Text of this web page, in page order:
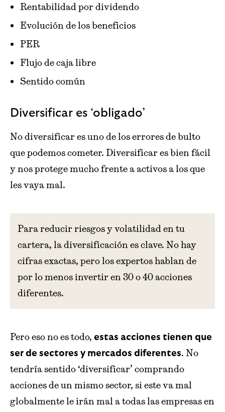
Rentabilidad por dividendo
Evolución de los beneficios
PER
Flujo de caja libre
Sentido común
Diversificar es ‘obligado’
No diversificar es uno de los errores de bulto
que podemos cometer. Diversificar es bien fácil
y nos protege mucho frente a activos a los que
les vaya mal.
Para reducir riesgos y volatilidad en tu
cartera, la diversificación es clave. No hay
cifras exactas, pero los expertos hablan de
por lo menos invertir en 30 o 40 acciones
diferentes.
Pero eso no es todo, estas acciones tienen que
ser de sectores y mercados diferentes. No
tendría sentido ‘diversificar’ comprando
acciones de un mismo sector, si este va mal
globalmente le irán mal a todas las empresas en